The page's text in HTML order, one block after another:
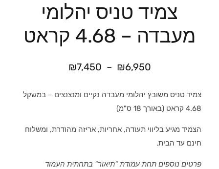
צמיד טניס יהלומי
מעבדה – 4.68 קראט
₪6,950
–
₪7,450
צמיד טניס משובץ יהלומי מעבדה נקיים ומנצנצים – במשקל
4.68 קראט (באורך 18 ס"מ)
הצמיד מגיע בליווי תעודה, אחריות, אריזה מהודרת, ומשלוח
חינם עד הבית.
פרטים נוספים תחת עמודת "תיאור" בתחתית העמוד